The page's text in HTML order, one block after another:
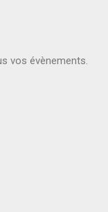
vos évènements.